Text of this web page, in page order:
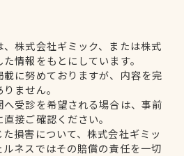
株式会社ギミック、または株式
情報をもとにしています。
に努めておりますが、内容を完
ません。
受診を希望される場合は、事前
接ご確認ください。
損害について、株式会社ギミッ
ネスではその賠償の責任を一切